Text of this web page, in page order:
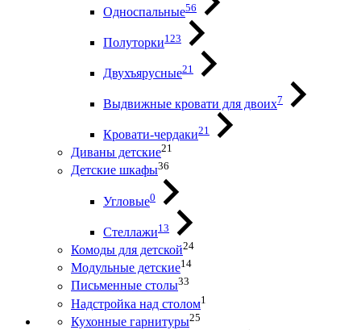
Односпальные56
Полуторки123
Двухъярусные21
Выдвижные кровати для двоих7
Кровати-чердаки21
Диваны детские21
Детские шкафы36
Угловые0
Стеллажи13
Комоды для детской24
Модульные детские14
Письменные столы33
Надстройка над столом1
Кухонные гарнитуры25